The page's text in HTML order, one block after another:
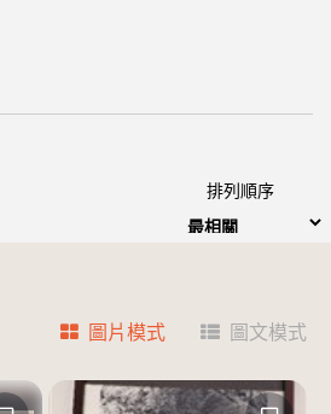
排列順序
圖片模式 圖文模式